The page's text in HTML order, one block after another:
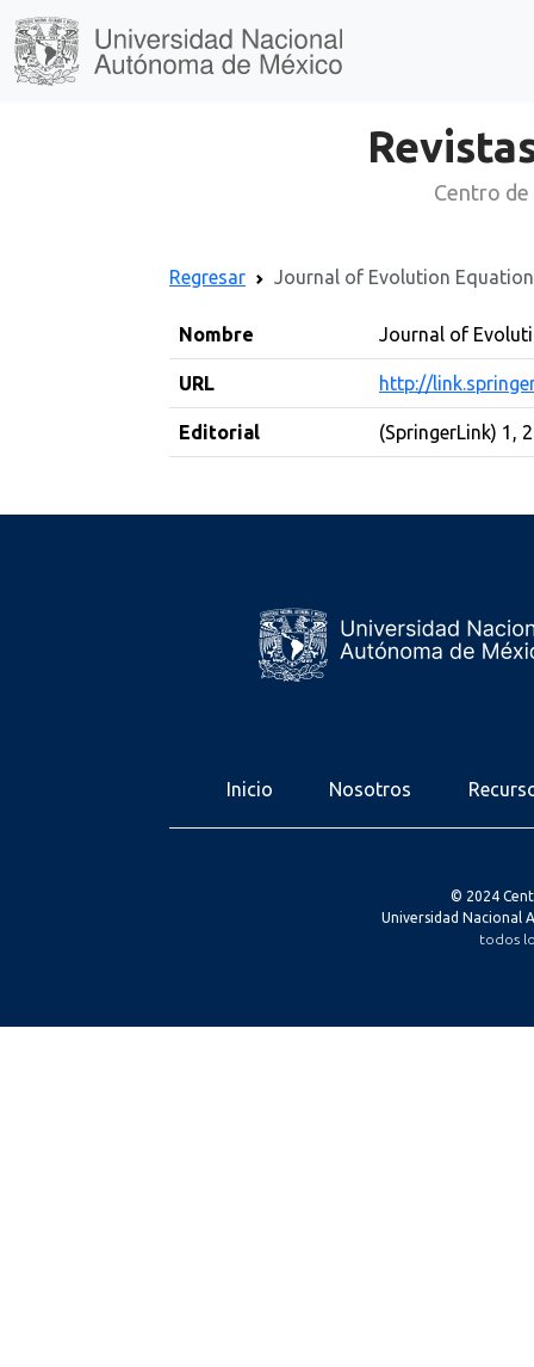
Centro de
Regresar Journal of Evolution
Nombre Journal of
URL http://
Editorial (SpringerLink) 1,
Inicio Nosotros
© 2024
Universidad Nacional
todos